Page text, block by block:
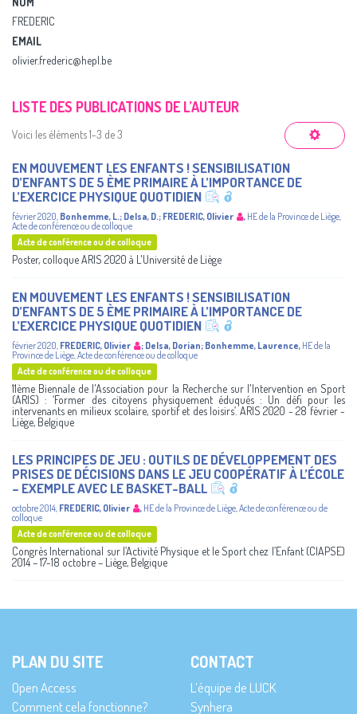
FREDERIC
EMAIL
olivier.frederic@hepl.be
LISTE DES PUBLICATIONS DE L’AUTEUR
Voici les éléments 1-3 de 3
EN MOUVEMENT LES ENFANTS ! SENSIBILISATION
D’ENFANTS DE 5 ÈME PRIMAIRE À L’IMPORTANCE DE
L’EXERCICE PHYSIQUE QUOTIDIEN
février 2020, Bonhemme, L.; Delsa, D.; FREDERIC, Olivier , HE de la Province de Liège,
Acte de conférence ou de colloque
Acte de conférence ou de colloque
Poster, colloque ARIS 2020 à L'Université de Liège
EN MOUVEMENT LES ENFANTS ! SENSIBILISATION
D’ENFANTS DE 5 ÈME PRIMAIRE À L’IMPORTANCE DE
L’EXERCICE PHYSIQUE QUOTIDIEN
février 2020, FREDERIC, Olivier ; Delsa, Dorian; Bonhemme, Laurence, HE de la
Province de Liège,Acte de conférence ou de colloque
Acte de conférence ou de colloque
11ème Biennale de l'Association pour la Recherche sur l'Intervention en Sport
(ARIS) : ‘Former des citoyens physiquement éduqués : Un défi pour les
intervenants en milieux scolaire, sportif et des loisirs’. ARIS 2020 - 28 février -
Liège, Belgique
LES PRINCIPES DE JEU : OUTILS DE DÉVELOPPEMENT DES
PRISES DE DÉCISIONS DANS LE JEU COOPÉRATIF À L’ÉCOLE
– EXEMPLE AVEC LE BASKET-BALL
octobre 2014, FREDERIC, Olivier , HE de la Province de Liège,Acte de conférence ou de
colloque
Acte de conférence ou de colloque
Congrès International sur l’Activité Physique et le Sport chez l’Enfant (CIAPSE)
2014 – 17-18 octobre – Liège, Belgique
PLAN DU SITE
Open Access
Comment cela fonctionne?
CONTACT
L’équipe de LUCK
Synhera